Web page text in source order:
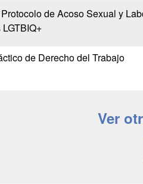
de Acoso Sexual y
de Derecho del Trabajo
Ver